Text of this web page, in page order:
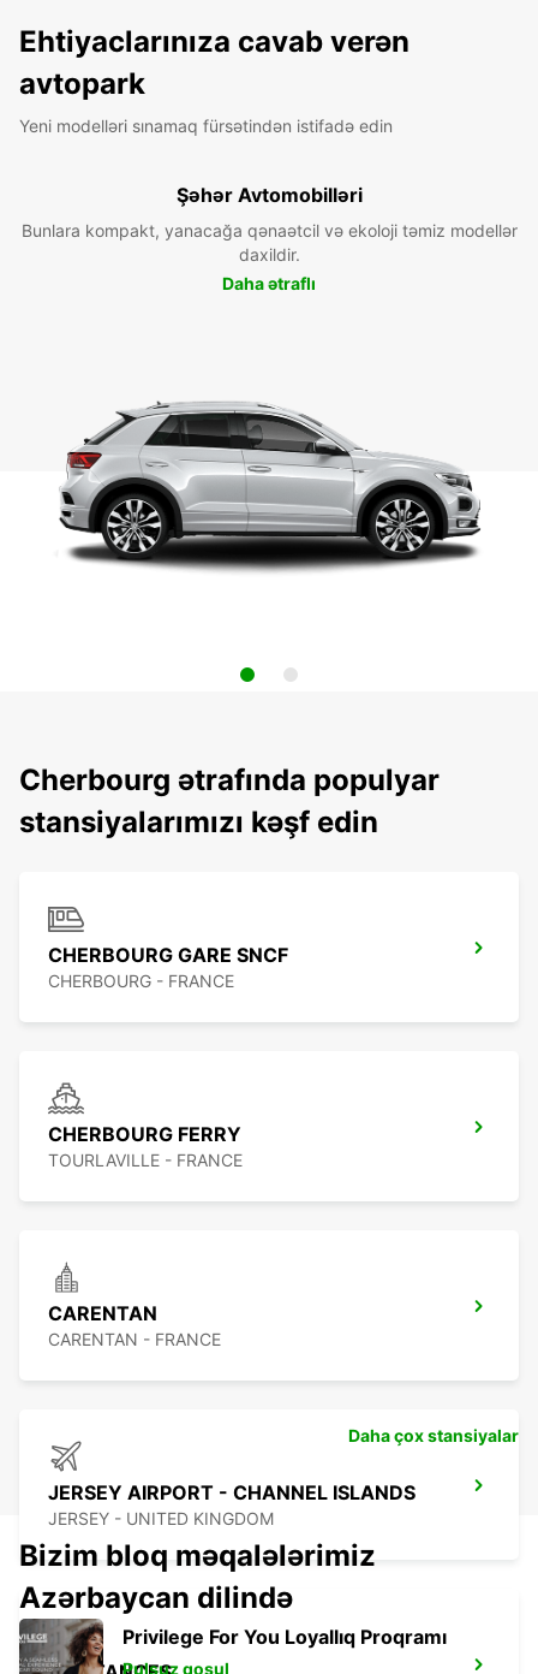
Ehtiyaclarınıza cavab verən
avtopark
Yeni modelləri sınamaq fürsətindən istifadə edin
Şəhər Avtomobilləri
Bunlara kompakt, yanacağa qənaətcil və ekoloji təmiz modellər
daxildir.
Daha ətraflı
Cherbourg ətrafında populyar
stansiyalarımızı kəşf edin
CHERBOURG GARE SNCF
CHERBOURG - FRANCE
CHERBOURG FERRY
TOURLAVILLE - FRANCE
CARENTAN
CARENTAN - FRANCE
JERSEY AIRPORT - CHANNEL ISLANDS
JERSEY - UNITED KINGDOM
Daha çox stansiyalar
Bizim bloq məqalələrimiz
Azərbaycan dilində
Privilege For You Loyallıq Proqramı
Pulsuz qoşul